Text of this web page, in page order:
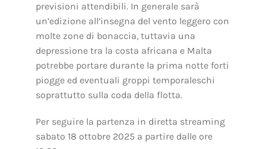
previsioni attendibili. In generale sarà
un’edizione all’insegna del vento leggero con
molte zone di bonaccia, tuttavia una
depressione tra la costa africana e Malta
potrebbe portare durante la prima notte forti
piogge ed eventuali groppi temporaleschi
soprattutto sulla coda della flotta.
Per seguire la partenza in diretta streaming
sabato 18 ottobre 2025 a partire dalle ore